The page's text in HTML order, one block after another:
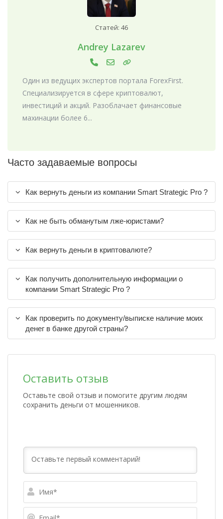
Статей: 46
Andrey Lazarev
Один из ведущих экспертов портала ForexFirst.
Специализируется в сфере криптовалют,
инвестиций и акций. Разоблачает финансовые
махинации более 6...
Часто задаваемые вопросы
Как вернуть деньги из компании Smart Strategic Pro ?
Как не быть обманутым лже-юристами?
Как вернуть деньги в криптовалюте?
Как получить дополнительную информации о
компании Smart Strategic Pro ?
Как проверить по документу/выписке наличие моих
денег в банке другой страны?
Оставить отзыв
Оставьте свой отзыв и помогите другим людям
сохранить деньги от мошенников.